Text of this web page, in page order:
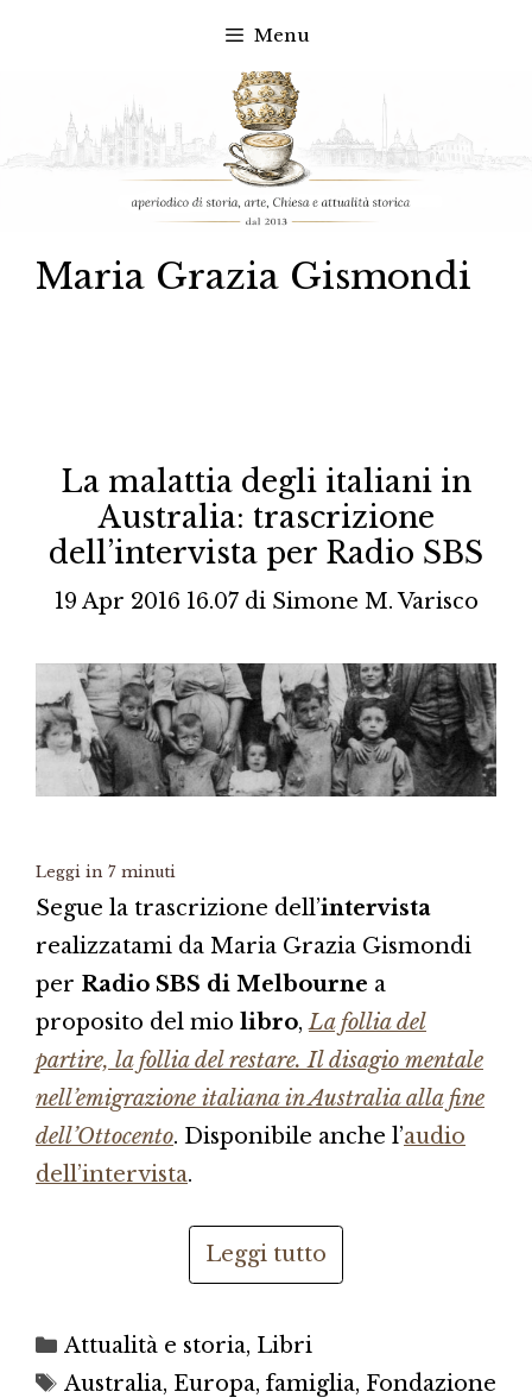
contenuto
Menu
Maria Grazia Gismondi
La malattia degli italiani in
Australia: trascrizione
dell’intervista per Radio SBS
19 Apr 2016 16.07 di Simone M. Varisco
Leggi in 7 minuti
Segue la trascrizione dell’intervista
realizzatami da Maria Grazia Gismondi
per Radio SBS di Melbourne a
proposito del mio libro,La follia del
partire, la follia del restare. Il disagio mentale
nell’emigrazione italiana in Australia alla fine
dell’Ottocento. Disponibile anche l’audio
dell’intervista.
Leggi tutto
Categorie
Attualità e storia, Libri
Tag
Australia, Europa, famiglia, Fondazione